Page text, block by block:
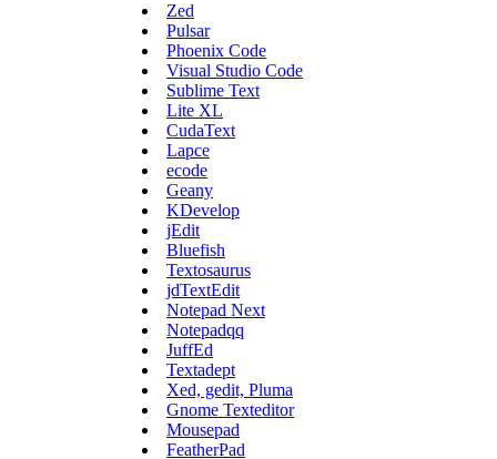
Zed
Pulsar
Phoenix Code
Visual Studio Code
Sublime Text
Lite XL
CudaText
Lapce
ecode
Geany
KDevelop
jEdit
Bluefish
Textosaurus
jdTextEdit
Notepad Next
Notepadqq
JuffEd
Textadept
Xed, gedit, Pluma
Gnome Texteditor
Mousepad
FeatherPad